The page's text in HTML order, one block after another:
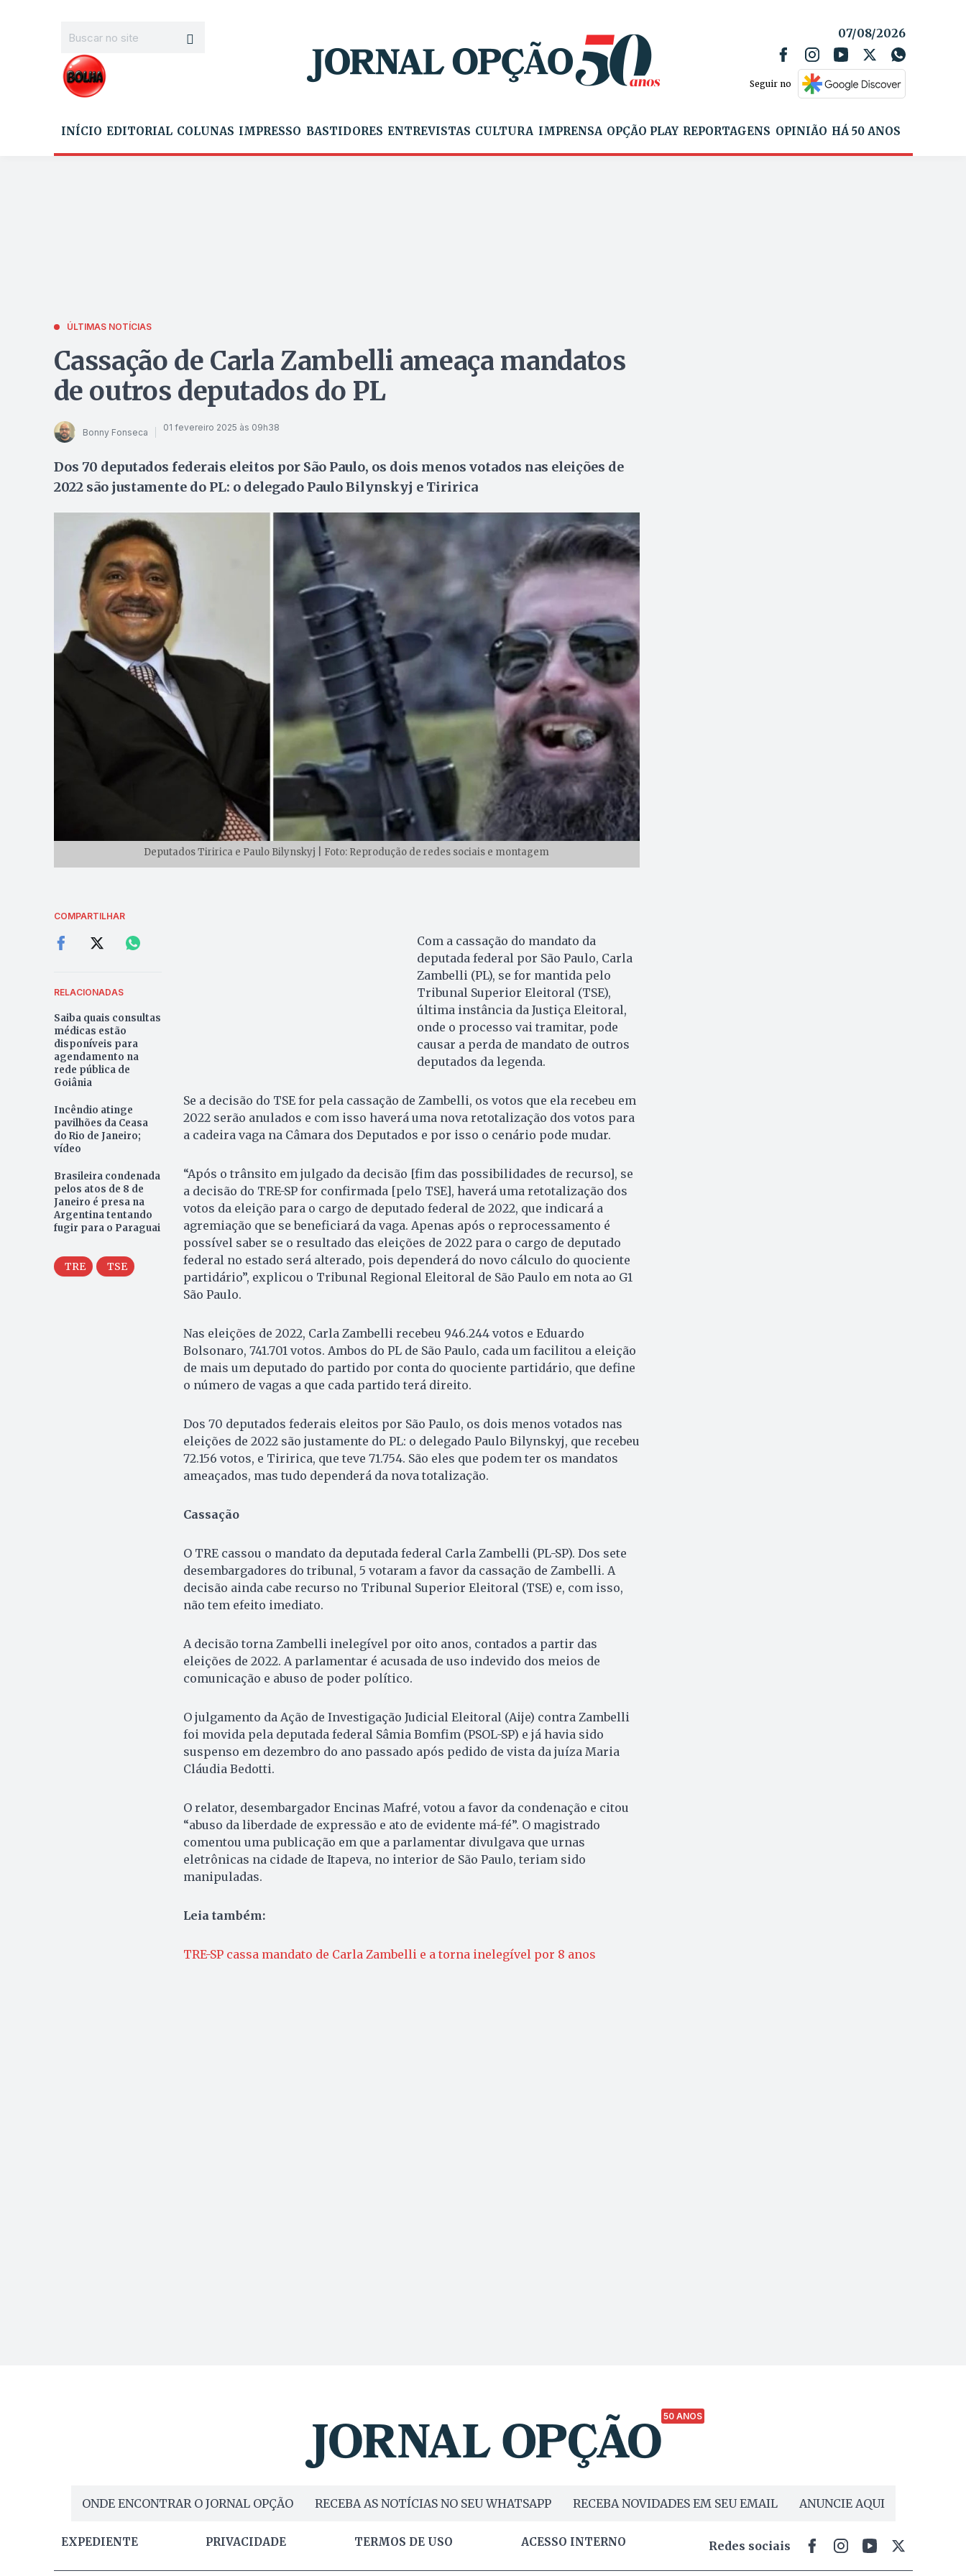
07/08/2026
Seguir no
INÍCIO EDITORIAL COLUNAS IMPRESSO BASTIDORES ENTREVISTAS CULTURA IMPRENSA OPÇÃO PLAY REPORTAGENS OPINIÃO HÁ 50 ANOS
ÚLTIMAS NOTÍCIAS
Cassação de Carla Zambelli ameaça mandatos
de outros deputados do PL
Bonny Fonseca 01 fevereiro 2025 às 09h38
Dos 70 deputados federais eleitos por São Paulo, os dois menos votados nas eleições de
2022 são justamente do PL: o delegado Paulo Bilynskyj e Tiririca
Deputados Tiririca e Paulo Bilynskyj | Foto: Reprodução de redes sociais e montagem
COMPARTILHAR
RELACIONADAS
Saiba quais consultas
médicas estão
disponíveis para
agendamento na
rede pública de
Goiânia
Incêndio atinge
pavilhões da Ceasa
do Rio de Janeiro;
vídeo
Brasileira condenada
pelos atos de 8 de
Janeiro é presa na
Argentina tentando
fugir para o Paraguai
TRE TSE
Com a cassação do mandato da
deputada federal por São Paulo, Carla
Zambelli (PL), se for mantida pelo
Tribunal Superior Eleitoral (TSE),
última instância da Justiça Eleitoral,
onde o processo vai tramitar, pode
causar a perda de mandato de outros
deputados da legenda.
Se a decisão do TSE for pela cassação de Zambelli, os votos que ela recebeu em
2022 serão anulados e com isso haverá uma nova retotalização dos votos para
a cadeira vaga na Câmara dos Deputados e por isso o cenário pode mudar.
“Após o trânsito em julgado da decisão [fim das possibilidades de recurso], se
a decisão do TRE-SP for confirmada [pelo TSE], haverá uma retotalização dos
votos da eleição para o cargo de deputado federal de 2022, que indicará a
agremiação que se beneficiará da vaga. Apenas após o reprocessamento é
possível saber se o resultado das eleições de 2022 para o cargo de deputado
federal no estado será alterado, pois dependerá do novo cálculo do quociente
partidário”, explicou o Tribunal Regional Eleitoral de São Paulo em nota ao G1
São Paulo.
Nas eleições de 2022, Carla Zambelli recebeu 946.244 votos e Eduardo
Bolsonaro, 741.701 votos. Ambos do PL de São Paulo, cada um facilitou a eleição
de mais um deputado do partido por conta do quociente partidário, que define
o número de vagas a que cada partido terá direito.
Dos 70 deputados federais eleitos por São Paulo, os dois menos votados nas
eleições de 2022 são justamente do PL: o delegado Paulo Bilynskyj, que recebeu
72.156 votos, e Tiririca, que teve 71.754. São eles que podem ter os mandatos
ameaçados, mas tudo dependerá da nova totalização.
Cassação
O TRE cassou o mandato da deputada federal Carla Zambelli (PL-SP). Dos sete
desembargadores do tribunal, 5 votaram a favor da cassação de Zambelli. A
decisão ainda cabe recurso no Tribunal Superior Eleitoral (TSE) e, com isso,
não tem efeito imediato.
A decisão torna Zambelli inelegível por oito anos, contados a partir das
eleições de 2022. A parlamentar é acusada de uso indevido dos meios de
comunicação e abuso de poder político.
O julgamento da Ação de Investigação Judicial Eleitoral (Aije) contra Zambelli
foi movida pela deputada federal Sâmia Bomfim (PSOL-SP) e já havia sido
suspenso em dezembro do ano passado após pedido de vista da juíza Maria
Cláudia Bedotti.
O relator, desembargador Encinas Mafré, votou a favor da condenação e citou
“abuso da liberdade de expressão e ato de evidente má-fé”. O magistrado
comentou uma publicação em que a parlamentar divulgava que urnas
eletrônicas na cidade de Itapeva, no interior de São Paulo, teriam sido
manipuladas.
Leia também:
TRE-SP cassa mandato de Carla Zambelli e a torna inelegível por 8 anos
50 ANOS
ONDE ENCONTRAR O JORNAL OPÇÃO RECEBA AS NOTÍCIAS NO SEU WHATSAPP RECEBA NOVIDADES EM SEU EMAIL ANUNCIE AQUI
EXPEDIENTE PRIVACIDADE TERMOS DE USO ACESSO INTERNO Redes sociais